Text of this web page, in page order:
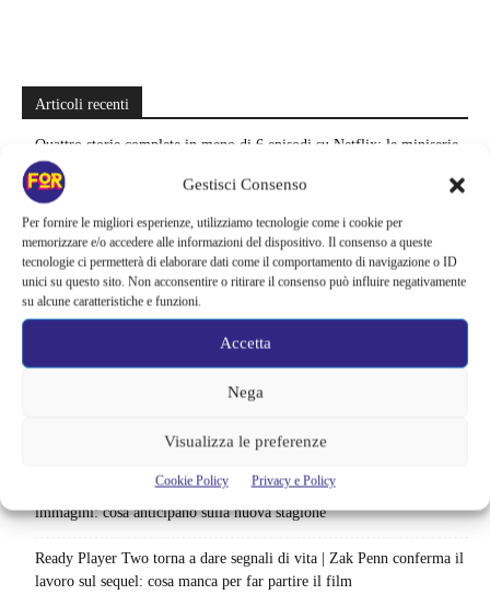
Gestisci Consenso
Per fornire le migliori esperienze, utilizziamo tecnologie come i cookie per
memorizzare e/o accedere alle informazioni del dispositivo. Il consenso a queste
tecnologie ci permetterà di elaborare dati come il comportamento di navigazione o ID
unici su questo sito. Non acconsentire o ritirare il consenso può influire negativamente
su alcune caratteristiche e funzioni.
Accetta
Nega
Visualizza le preferenze
Cookie Policy Privacy e Policy
Articoli recenti
Quattro storie complete in meno di 6 episodi su Netflix: le miniserie
da divorare che lasciano il segno
Zombie e sentimenti invadono Prime Video | Una coppia deve
attraversare Seoul durante l’apocalisse: il K-drama da recuperare
Sei stagioni di guerre e complotti nello spazio | Su Prime Video si
nasconde una grande epopea sci-fi: la saga salvata appena in tempo
Il creatore di Yellowstone firma un altro successo | La serie supera
Fallout e One Piece: il risultato è eccezionale
dal calcio femminile: perché è la scelta più coerente
Monster affronta il caso Lizzie Borden, Netflix svela data e prime
immagini: cosa anticipano sulla nuova stagione
Ready Player Two torna a dare segnali di vita | Zak Penn conferma il
lavoro sul sequel: cosa manca per far partire il film